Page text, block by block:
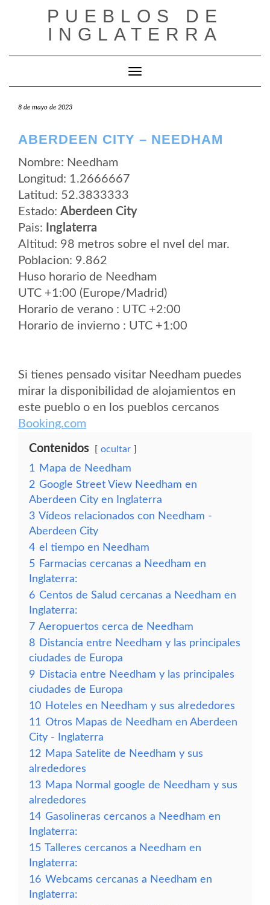
PUEBLOS DE
INGLATERRA
Cambiar modo de navegación
8 de mayo de 2023
ABERDEEN CITY – NEEDHAM
Nombre: Needham
Longitud: 1.2666667
Latitud: 52.3833333
Estado: Aberdeen City
Pais:
Inglaterra
Altitud: 98 metros sobre el nvel del mar.
Poblacion: 9.862
Huso horario de Needham
UTC +1:00 (Europe/Madrid)
Horario de verano : UTC +2:00
Horario de invierno : UTC +1:00
Si tienes pensado visitar Needham puedes
mirar la disponibilidad de alojamientos en
este pueblo o en los pueblos cercanos
Booking.com
Contenidos ocultar
1
Mapa de Needham
2 Google Street View Needham en
Aberdeen City en Inglaterra
3 Vídeos relacionados con Needham -
Aberdeen City
4 el tiempo en Needham
5 Farmacias cercanas a Needham en
Inglaterra:
6 Centos de Salud cercanas a Needham en
Inglaterra:
7 Aeropuertos cerca de Needham
8 Distancia entre Needham y las principales
ciudades de Europa
9 Distacia entre Needham y las principales
ciudades de Europa
10 Hoteles en Needham y sus alrededores
11 Otros Mapas de Needham en Aberdeen
City - Inglaterra
12 Mapa Satelite de Needham y sus
alrededores
13 Mapa Normal google de Needham y sus
alrededores
14 Gasolineras cercanos a Needham en
Inglaterra:
15 Talleres cercanos a Needham en
Inglaterra:
16 Webcams cercanas a Needham en
Inglaterra: